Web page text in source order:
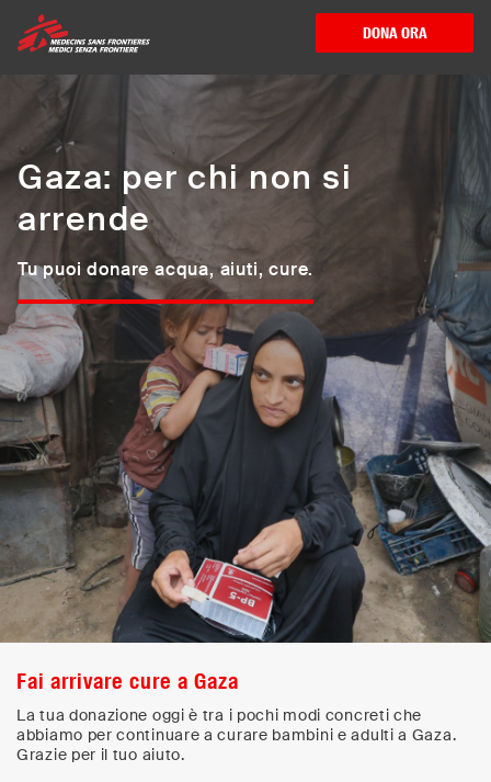
Medici Senza Frontiere ETS -DONA ORA
Gaza: per chi non si
arrende
Tu puoi donare acqua, aiuti, cure.
Fai arrivare cure a Gaza
La tua donazione oggi è tra i pochi modi concreti che
abbiamo per continuare a curare bambini e adulti a Gaza.
Grazie per il tuo aiuto.